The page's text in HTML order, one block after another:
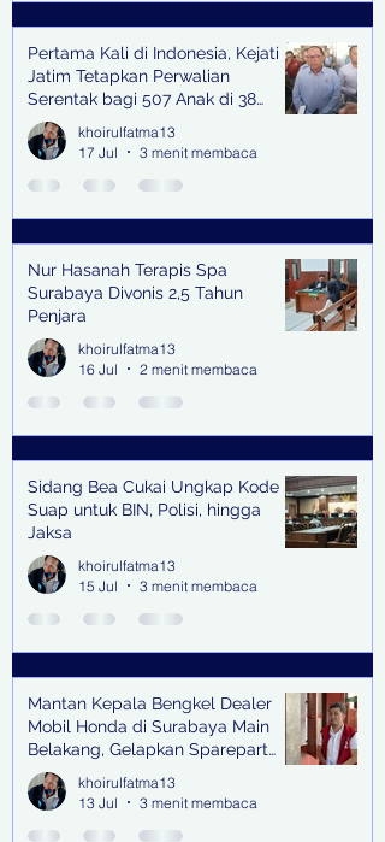
Pertama Kali di Indonesia, Kejati
Jatim Tetapkan Perwalian
Serentak bagi 507 Anak di 38
Kabupaten & Kota
khoirulfatma13
17 Jul
3 menit membaca
Nur Hasanah Terapis Spa
Surabaya Divonis 2,5 Tahun
Penjara
khoirulfatma13
16 Jul
2 menit membaca
Sidang Bea Cukai Ungkap Kode
Suap untuk BIN, Polisi, hingga
Jaksa
khoirulfatma13
15 Jul
3 menit membaca
Mantan Kepala Bengkel Dealer
Mobil Honda di Surabaya Main
Belakang, Gelapkan Sparepart
Senilai Rp 1,9 Miliar
khoirulfatma13
13 Jul
3 menit membaca